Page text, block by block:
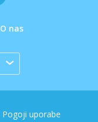
O nas
Pogoji uporabe